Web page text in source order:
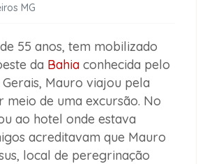
MG
55 anos, tem mobilizado
da Bahiaconhecida pelo
Mauro viajou pela
de uma excursão. No
ao hotel onde estava
acreditavam que Mauro
local de peregrinação